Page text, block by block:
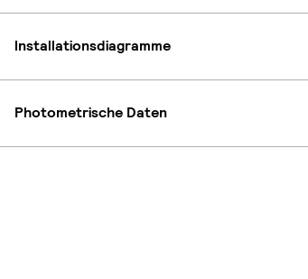
Installationsdiagramme
Photometrische Daten